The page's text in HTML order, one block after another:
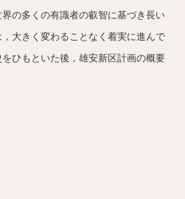
の多くの有識者の叡智に基づき長い
大きく変わることなく着実に進んで
ひもといた後，雄安新区計画の概要